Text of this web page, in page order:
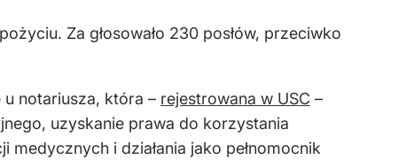
Za głosowało 230 posłów, przeciwko
u notariusza, która – rejestrowana w USC –
uzyskanie prawa do korzystania
i działania jako pełnomocnik